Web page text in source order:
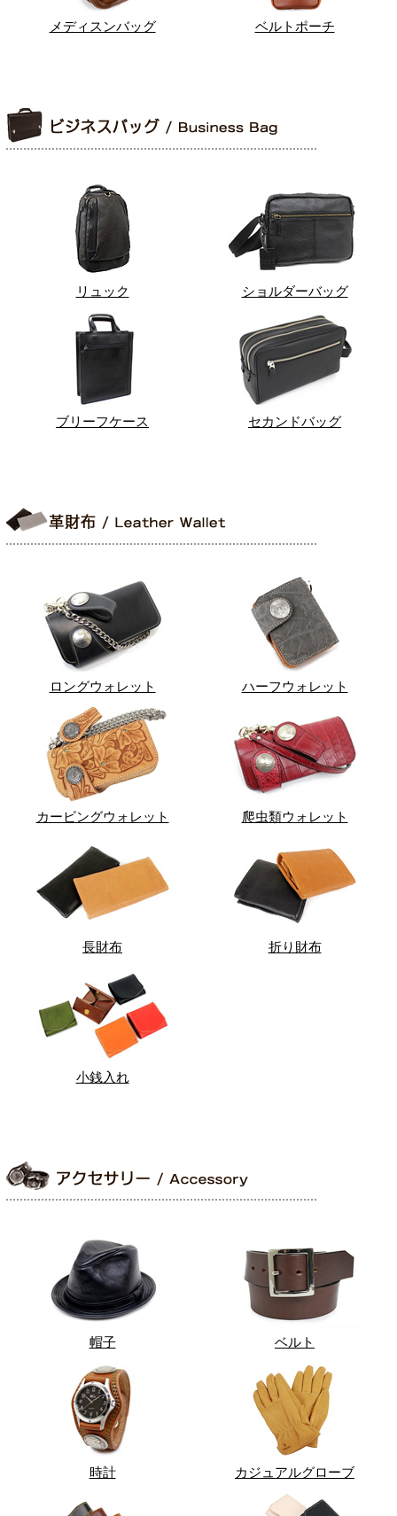
メディスンバッグ ベルトポーチ
リュック ショルダーバッグ
ブリーフケース セカンドバッグ
ロングウォレット ハーフウォレット
カービングウォレット 爬虫類ウォレット
長財布 折り財布
小銭入れ
帽子 ベルト
時計 カジュアルグローブ